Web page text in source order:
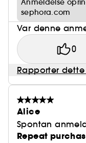
Anmeldelse
sephora.com
Var denne
0
Rapporter
Alice
Spontan
Repeat